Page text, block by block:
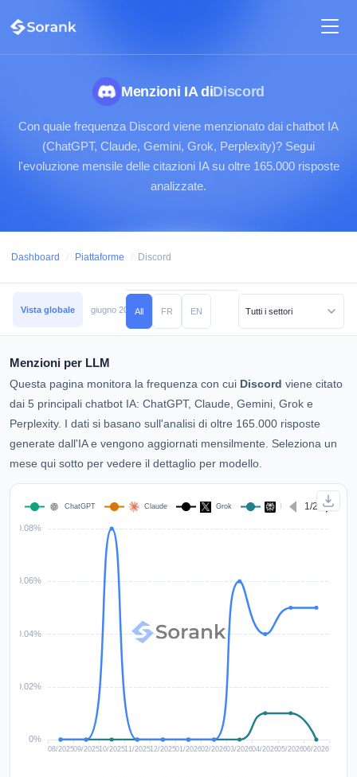
Menzioni IA diDiscord
Con quale frequenza Discord viene menzionato dai chatbot IA
(ChatGPT, Claude, Gemini, Grok, Perplexity)? Segui
l'evoluzione mensile delle citazioni IA su oltre 165.000 risposte
analizzate.
Dashboard / Piattaforme / Discord
Vista globale giugno 2026 maggio 2026 aprile 2026 marzo 2026
All FR EN
Menzioni per LLM
Questa pagina monitora la frequenza con cui Discord viene citato
dai 5 principali chatbot IA: ChatGPT, Claude, Gemini, Grok e
Perplexity. I dati si basano sull'analisi di oltre 165.000 risposte
generate dall'IA e vengono aggiornati mensilmente. Seleziona un
mese qui sotto per vedere il dettaglio per modello.